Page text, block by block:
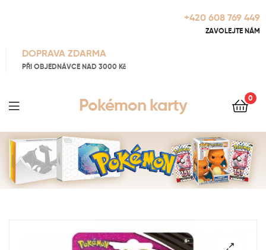
+420 608 769 449
ZAVOLEJTE NÁM
DOPRAVA ZDARMA
PŘI OBJEDNÁVCE NAD 3000 Kč
Pokémon karty 0